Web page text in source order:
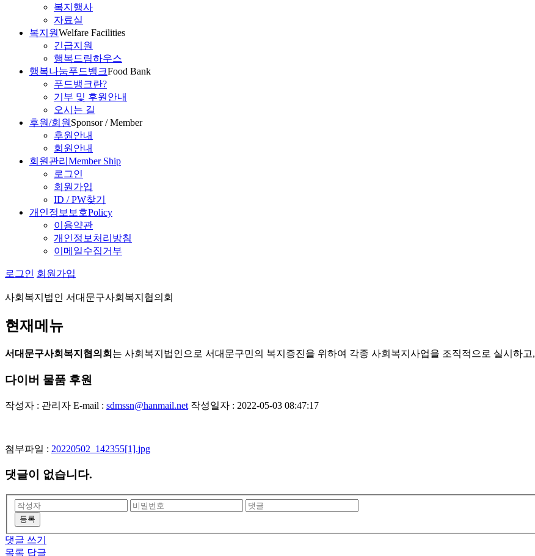
복지행사
자료실
복지원Welfare Facilities
긴급지원
행복드림하우스
행복나눔푸드뱅크Food Bank
푸드뱅크란?
기부 및 후원안내
오시는 길
후원/회원 Sponsor / Member
후원안내
회원안내
회원관리 Member Ship
로그인
회원가입
ID / PW찾기
개인정보보호Policy
이용약관
개인정보처리방침
이메일수집거부
로그인 회원가입
사회복지법인 서대문구사회복지협의회
현재메뉴
서대문구사회복지협의회 는 사회복지법인으로 서대문구민의 복지증진을 위하여 각종 사회복지사업을 조직적으로 실시하고,
다이버 물품 후원
작성자 : 관리자 E-mail : sdmssn@hanmail.net 작성일자 : 2022-05-03 08:47:17
첨부파일 : 20220502_142355[1].jpg
댓글이 없습니다.
등록
댓글 쓰기
목록 답글